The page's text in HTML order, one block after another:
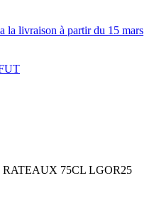
la livraison à partir du 15 mars
75CL LGOR25